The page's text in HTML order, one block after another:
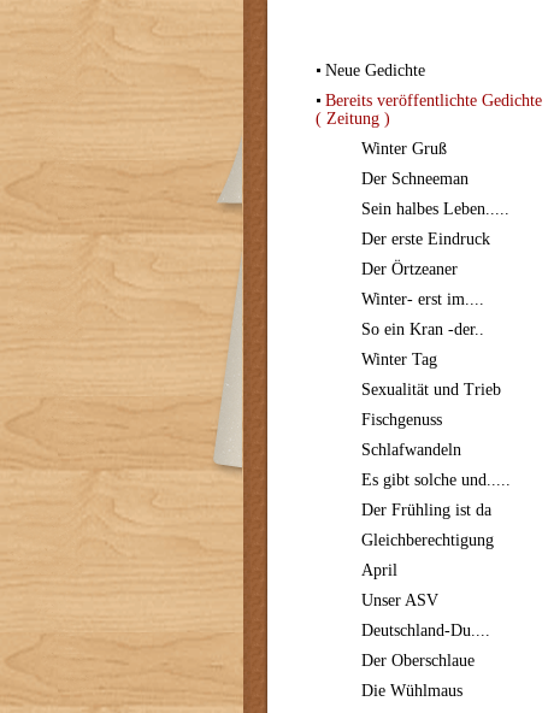
Neue Gedichte
Bereits veröffentlichte Gedichte
( Zeitung )
Winter Gruß
Der Schneeman
Sein halbes Leben.....
Der erste Eindruck
Der Örtzeaner
Winter- erst im....
So ein Kran -der..
Winter Tag
Sexualität und Trieb
Fischgenuss
Schlafwandeln
Es gibt solche und.....
Der Frühling ist da
Gleichberechtigung
April
Unser ASV
Deutschland-Du....
Der Oberschlaue
Die Wühlmaus